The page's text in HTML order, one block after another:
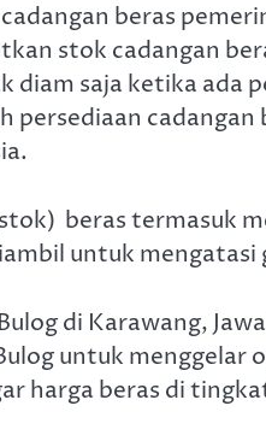
beras
stok cadangan
saja ketika ada
cadangan
beras termasuk
untuk
di Karawang,
untuk menggelar
harga beras di